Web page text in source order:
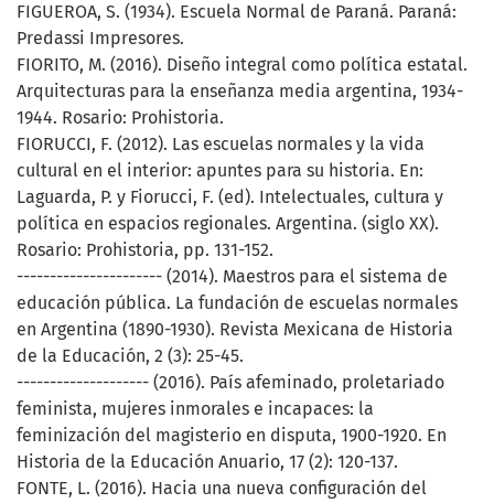
FIGUEROA, S. (1934). Escuela Normal de Paraná. Paraná:
Predassi Impresores.
FIORITO, M. (2016). Diseño integral como política estatal.
Arquitecturas para la enseñanza media argentina, 1934-
1944. Rosario: Prohistoria.
FIORUCCI, F. (2012). Las escuelas normales y la vida
cultural en el interior: apuntes para su historia. En:
Laguarda, P. y Fiorucci, F. (ed). Intelectuales, cultura y
política en espacios regionales. Argentina. (siglo XX).
Rosario: Prohistoria, pp. 131-152.
---------------------- (2014). Maestros para el sistema de
educación pública. La fundación de escuelas normales
en Argentina (1890-1930). Revista Mexicana de Historia
de la Educación, 2 (3): 25-45.
-------------------- (2016). País afeminado, proletariado
feminista, mujeres inmorales e incapaces: la
feminización del magisterio en disputa, 1900-1920. En
Historia de la Educación Anuario, 17 (2): 120-137.
FONTE, L. (2016). Hacia una nueva configuración del